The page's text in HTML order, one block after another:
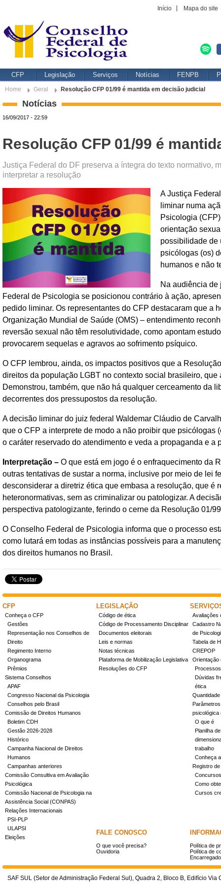
Início Mapa do site
CFP Legislação Serviços Notícias FENPB
Home Geral Resolução CFP 01/99 é mantida em decisão judicial
Notícias
16/09/2017 - 22:59
Resolução CFP 01/99 é
Justiça Federal do DF preserva a íntegra do texto normativo,
interpretar a resolução
A Justiça
liminar numa
Psicologia
orientação
possibilidade de
psicólogas (os)
humanos e não
Na audiência de
Federal de Psicologia se posicionou contrário à ação,
pedido liminar. Os representantes do CFP destacaram que
Organização Mundial de Saúde (OMS) – entendimento
reversão sexual não têm resolutividade, como apontam
provocarem sequelas e agravos ao sofrimento psíquico.
O CFP lembrou, ainda, os impactos positivos que a
direitos da população LGBT no contexto social brasileiro,
Demonstrou, também, que não há qualquer cerceamento da
decorrentes dos pressupostos da resolução.
A decisão liminar do juiz federal Waldemar Cláudio de
que o CFP a interprete de modo a não proibir que
o caráter reservado do atendimento e veda a propaganda e a
Interpretação – O que está em jogo é o enfraquecimento da
outras tentativas de sustar a norma, inclusive por meio de lei
desconsiderar a diretriz ética que embasa a resolução, que
heteronormativas, sem as criminalizar ou patologizar. A
perspectiva patologizante, ferindo o cerne da Resolução 01/
O Conselho Federal de Psicologia informa que o processo
como lutará em todas as instâncias possíveis para a
dos direitos humanos no Brasil.
CFP
Conheça o CFP
Gestões
Representação nos Conselhos de
Direito
Regimento Interno
Organograma
Prêmios
Sistema Conselhos
APAF
Congresso Nacional da Psicologia
Conselhos pelo Brasil
Comissão de Direitos Humanos
Boletim CDH
Gestão 2026-2028
Histórico
Campanha Nacional de Direitos
Humanos
Campanhas anteriores
Comissão Consultiva em Avaliação
Psicológica
Comissão Nacional de Psicologia na
Assistência Social (CONPAS)
Relações Internacionais
PSI-PLP
ULAPSI
Eleições
LEGISLAÇÃO
Código de ética
Código de Processamento Disciplinar
Documentos eleitorais
Leis e normas
Notas técnicas
Plataforma de Mobilização Legislativa
Resoluções do CFP
Avaliações
Cadastro
de
Tabela de
CREPOP
Orientação
Dúvidas
ética
psicológica
O que é
Planilha
trabalho
Conheça
Registro
Concursos
Como
Cursos
FALE CONOSCO
O que você precisa?
Ouvidoria
Política de
Política de
SAF SUL (Setor de Administração Federal Sul), Quadra 2, Bloco B, Edifício